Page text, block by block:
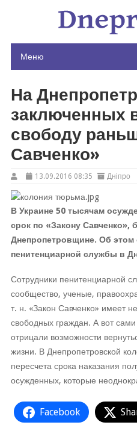
Меню
На
заключенных
свободу
Савченко»
13.09.2016 08:35 Дніпро
В Украине 50 тысячам
срок по «Закону Савченко»,
Днепропетровщине. Об
пенитенциарной службы в
Сотрудники пенитенциарной
сообщество, ученые,
т. н. «Закон Савченко» имеет
свободных граждан. А вот
отрицали возможности
жизни. В Днепропетровской
пересчета срока наказания
осужденных, которые
Facebook